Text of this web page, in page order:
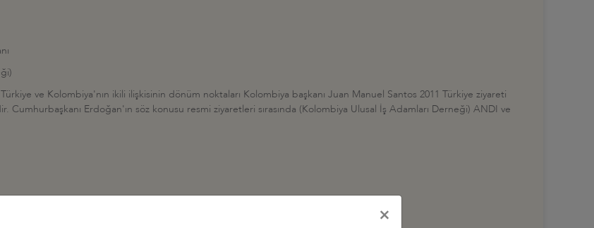
ve Kolombiya'nın ikili ilişkisinin dönüm noktaları Kolombiya başkanı Juan Manuel Santos 2011 Türkiye ziyareti
Cumhurbaşkanı Erdoğan'ın söz konusu resmi ziyaretleri sırasında (Kolombiya Ulusal İş Adamları Derneği) ANDI ve
×